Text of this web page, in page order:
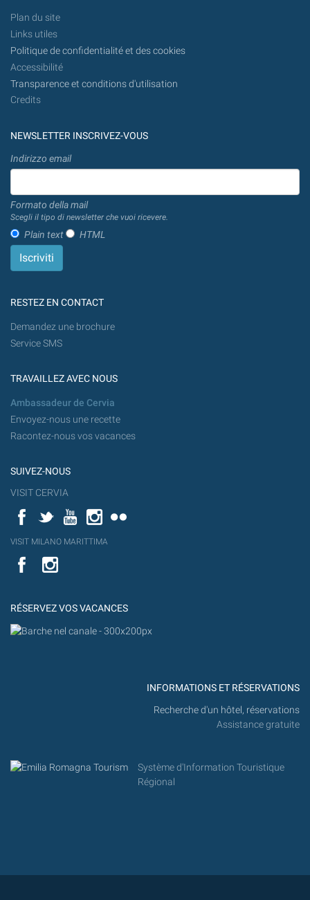
Plan du site
Links utiles
Politique de confidentialité et des cookies
Accessibilité
Transparence et conditions d'utilisation
Credits
NEWSLETTER INSCRIVEZ-VOUS
Indirizzo email
Formato della mail
Scegli il tipo di newsletter che vuoi ricevere.
Plain text HTML
RESTEZ EN CONTACT
Demandez une brochure
Service SMS
TRAVAILLEZ AVEC NOUS
Ambassadeur de Cervia
Envoyez-nous une recette
Racontez-nous vos vacances
SUIVEZ-NOUS
VISIT CERVIA
FacebookTwitterYouTubeInstagram
YouT
VISIT MILANO MARITTIMA
Flick
VISIT
MILANO
YouTube
RÉSERVEZ VOS VACANCES
INFORMATIONS ET RÉSERVATIONS
Recherche d'un hôtel, réservations
Assistance gratuite
Système d'Information Touristique
Régional